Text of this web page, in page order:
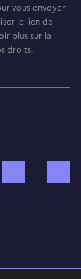
vous envoyer
le lien de
plus sur la
droits,